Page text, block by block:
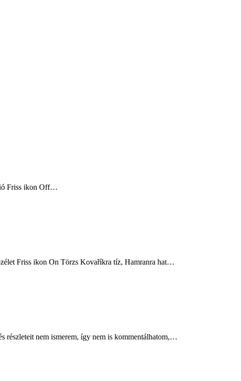
Friss ikon Off…
Friss ikon On Törzs Kovaříkra tíz, Hamranra hat…
részleteit nem ismerem, így nem is kommentálhatom,…